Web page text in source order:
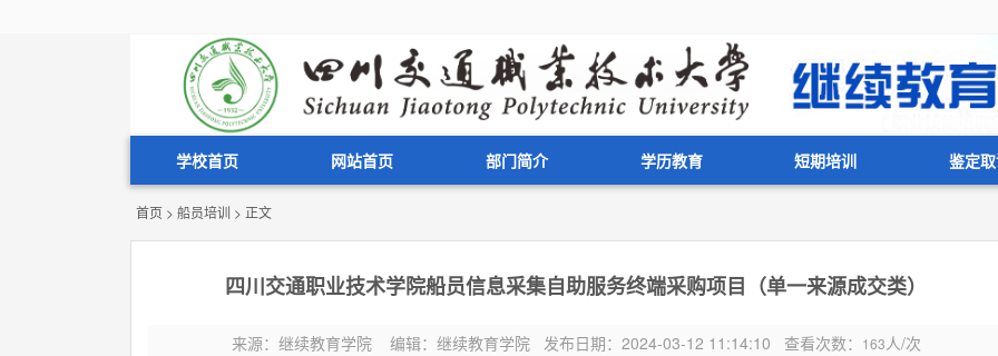
学校首页 网站首页 部门简介 学历教育 短期培训 鉴定
首页 > 船员培训 > 正文
四川交通职业技术学院船员信息采集自助服务终端采购项目（单一来源成交类）
来源：继续教育学院 编辑：继续教育学院 发布日期：2024-03-12 11:14:10 查看次数： 163 人/次